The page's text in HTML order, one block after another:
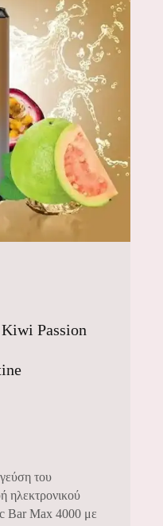
Passion
του
ηλεκτρονικού
Bar Max 4000 με